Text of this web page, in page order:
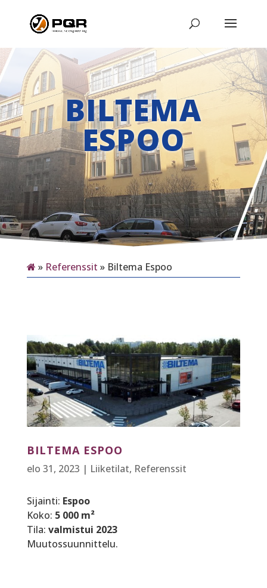
BILTEMA
ESPOO
» Referenssit » Biltema Espoo
BILTEMA ESPOO
elo 31, 2023 | Liiketilat, Referenssit
Sijainti: Espoo
Koko: 5 000 m²
Tila: valmistui 2023
Muutossuunnittelu.